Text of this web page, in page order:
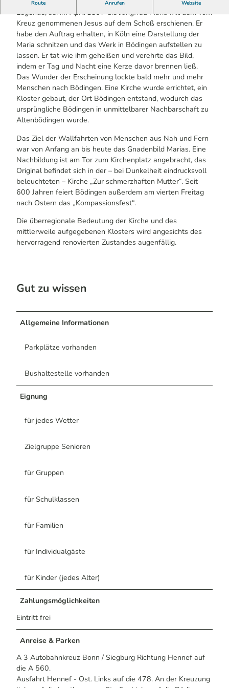
Route Anrufen Website
Dem Junggesellen Christian von Lauthausen, so besagt die
Legende, sei im April 1397 die Jungfrau Maria mit dem vom
Kreuz genommenen Jesus auf dem Schoß erschienen. Er
habe den Auftrag erhalten, in Köln eine Darstellung der
Maria schnitzen und das Werk in Bödingen aufstellen zu
lassen. Er tat wie ihm geheißen und verehrte das Bild,
indem er Tag und Nacht eine Kerze davor brennen ließ.
Das Wunder der Erscheinung lockte bald mehr und mehr
Menschen nach Bödingen. Eine Kirche wurde errichtet, ein
Kloster gebaut, der Ort Bödingen entstand, wodurch das
ursprüngliche Bödingen in unmittelbarer Nachbarschaft zu
Altenbödingen wurde.
Das Ziel der Wallfahrten von Menschen aus Nah und Fern
war von Anfang an bis heute das Gnadenbild Marias. Eine
Nachbildung ist am Tor zum Kirchenplatz angebracht, das
Original befindet sich in der – bei Dunkelheit eindrucksvoll
beleuchteten – Kirche „Zur schmerzhaften Mutter“. Seit
600 Jahren feiert Bödingen außerdem am vierten Freitag
nach Ostern das „Kompassionsfest“.
Die überregionale Bedeutung der Kirche und des
mittlerweile aufgegebenen Klosters wird angesichts des
hervorragend renovierten Zustandes augenfällig.
Gut zu wissen
Allgemeine Informationen
Parkplätze vorhanden
Bushaltestelle vorhanden
Eignung
für jedes Wetter
Zielgruppe Senioren
für Gruppen
für Schulklassen
für Familien
für Individualgäste
für Kinder (jedes Alter)
Zahlungsmöglichkeiten
Eintritt frei
Anreise & Parken
A 3 Autobahnkreuz Bonn / Siegburg Richtung Hennef auf
die A 560.
Ausfahrt Hennef - Ost. Links auf die 478. An der Kreuzung